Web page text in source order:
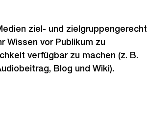
ziel- und zielgruppengerecht
Wissen vor Publikum zu
verfügbar zu machen (z. B.
Blog und Wiki).